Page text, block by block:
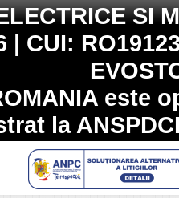
SI
| CUI:
este
la